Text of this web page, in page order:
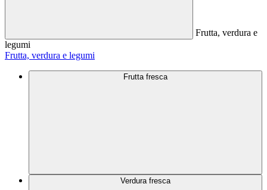
Frutta, verdura e
legumi
Frutta, verdura e legumi
Frutta fresca
Verdura fresca